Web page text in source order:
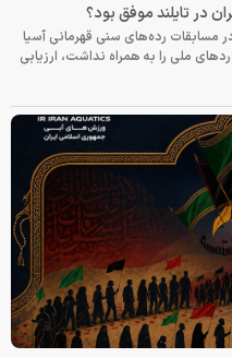
در تایلند موفق بود؟
مسابقات رده‌های سنی قهرمانی آسیا
ملی را به همراه نداشت، ارزیابی